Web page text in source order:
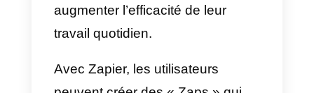
avec une question pour le nom
contact et une autre pour le
numéro de téléphone du contact.